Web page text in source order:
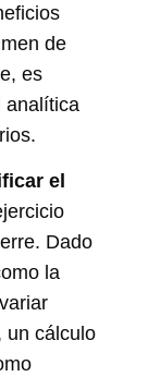
de
es
analítica
el
Dado
la
un cálculo